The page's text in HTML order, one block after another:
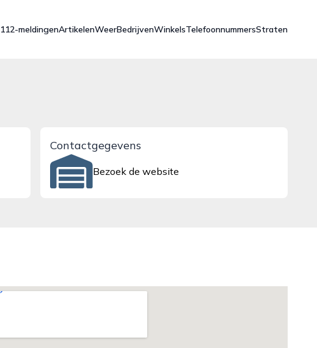
112-meldingenArtikelenWeerBedrijvenWinkelsTelefoonnummersStraten
Contactgegevens
Bezoek de website